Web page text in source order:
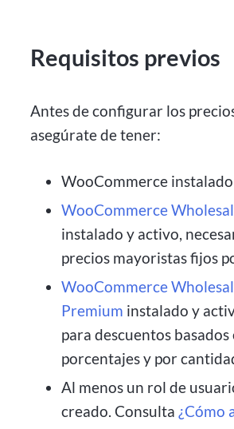
Requisitos previos
Antes de configurar los
asegúrate de tener:
WooCommerce
WooCommerce
instalado y activo,
precios mayoristas fijos
WooCommerce
Premium instalado y
para descuentos basados
porcentajes y por
Al menos un rol de
creado. Consulta ¿Cómo